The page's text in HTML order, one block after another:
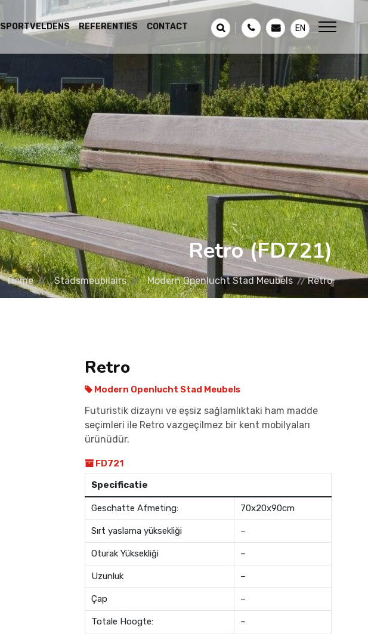
SPORTVELDENS REFERENTIES CONTACT EN
Retro (FD721)
Home Stadsmeubilairs Modern Openlucht Stad Meubels Retro
Retro
Modern Openlucht Stad Meubels
Futuristik dizaynı ve eşsiz sağlamlıktaki ham madde
seçimleri ile Retro vazgeçilmez bir kent mobilyaları
ürünüdür.
FD721
Specificatie
Geschatte Afmeting: 70x20x90cm
Sırt yaslama yüksekliği –
Oturak Yüksekliği –
Uzunluk –
Çap –
Totale Hoogte: –